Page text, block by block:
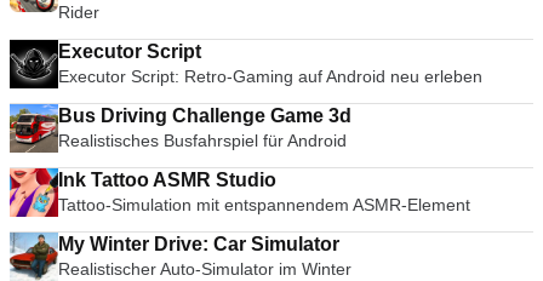
Rider
Executor Script
Executor Script: Retro-Gaming auf Android neu erleben
Bus Driving Challenge Game 3d
Realistisches Busfahrspiel für Android
Ink Tattoo ASMR Studio
Tattoo-Simulation mit entspannendem ASMR-Element
My Winter Drive: Car Simulator
Realistischer Auto-Simulator im Winter